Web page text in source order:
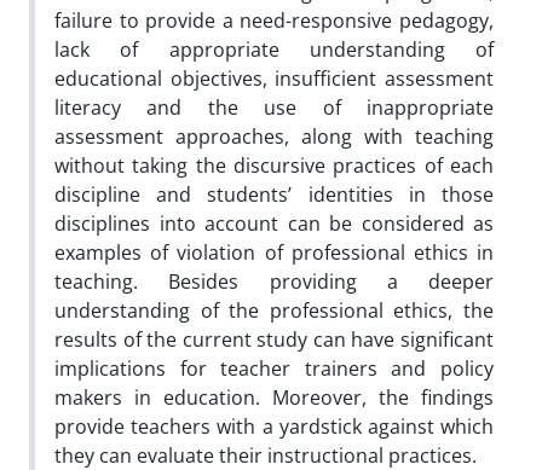
failure to provide a need-responsive pedagogy,
lack of appropriate understanding of
educational objectives, insufficient assessment
literacy and the use of inappropriate
assessment approaches, along with teaching
without taking the discursive practices of each
discipline and students’ identities in those
disciplines into account can be considered as
examples of violation of professional ethics in
teaching. Besides providing a deeper
understanding of the professional ethics, the
results of the current study can have significant
implications for teacher trainers and policy
makers in education. Moreover, the findings
provide teachers with a yardstick against which
they can evaluate their instructional practices.